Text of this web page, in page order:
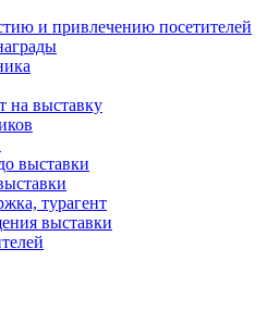
и привлечению посетителей
на выставку
выставки
турагент
выставки